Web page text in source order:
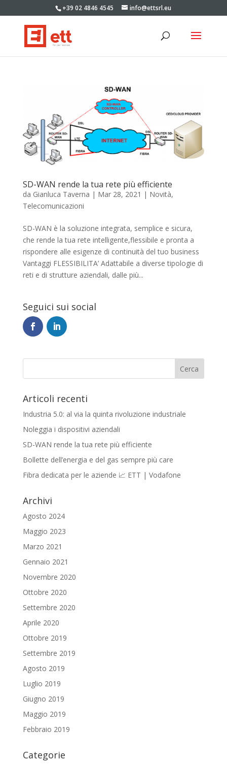
+39 02 4846 4545 info@ettsrl.eu
SD-WAN rende la tua rete più efficiente
da Gianluca Taverna | Mar 28, 2021 | Novità,
Telecomunicazioni
SD-WAN è la soluzione integrata, semplice e sicura,
che rende la tua rete intelligente,flessibile e pronta a
rispondere alle esigenze di continuità del tuo business
Vantaggi FLESSIBILITA’ Adattabile a diverse tipologie di
reti e di strutture aziendali, dalle più...
Seguici sui social
Articoli recenti
Industria 5.0: al via la quinta rivoluzione industriale
Noleggia i dispositivi aziendali
SD-WAN rende la tua rete più efficiente
Bollette dell’energia e del gas sempre più care
Fibra dedicata per le aziende 📈 ETT | Vodafone
Archivi
Agosto 2024
Maggio 2023
Marzo 2021
Gennaio 2021
Novembre 2020
Ottobre 2020
Settembre 2020
Aprile 2020
Ottobre 2019
Settembre 2019
Agosto 2019
Luglio 2019
Giugno 2019
Maggio 2019
Febbraio 2019
Categorie